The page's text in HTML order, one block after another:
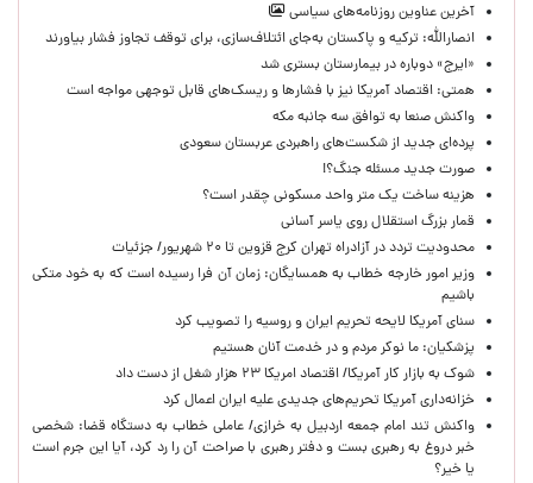
آخرین عناوین روزنامه‌های سیاسی
انصارالله: ترکیه و پاکستان به‌جای ائتلاف‌سازی، برای توقف تجاوز فشار بیاورند
«ایرج» دوباره در بیمارستان بستری شد
همتی: اقتصاد آمریکا نیز با فشارها و ریسک‌های قابل توجهی مواجه است
واکنش صنعا به توافق سه جانبه مکه
پرده‌ای جدید از شکست‌های راهبردی عربستان سعودی
صورت جدید مسئله جنگ؟!
هزینه ساخت یک متر واحد مسکونی چقدر است؟
قمار بزرگ استقلال روی یاسر آسانی
محدودیت تردد در آزادراه تهران کرج قزوین تا ۲۰ شهریور/ جزئیات
وزیر امور خارجه خطاب به همسایگان: زمان آن فرا رسیده است که به خود متکی
باشیم
سنای آمریکا لایحه تحریم ایران و روسیه را تصویب کرد
پزشکیان: ما نوکر مردم و در خدمت آنان هستیم
شوک به بازار کار آمریکا/ اقتصاد امریکا ۲۳ هزار شغل از دست داد
خزانه‌داری آمریکا تحریم‌های جدیدی علیه ایران اعمال کرد
واکنش تند امام جمعه اردبیل به خرازی/ عاملی خطاب به دستگاه قضا: شخصی
خبر دروغ به رهبری بست و دفتر رهبری با صراحت آن را رد کرد، آیا این جرم است
یا خیر؟